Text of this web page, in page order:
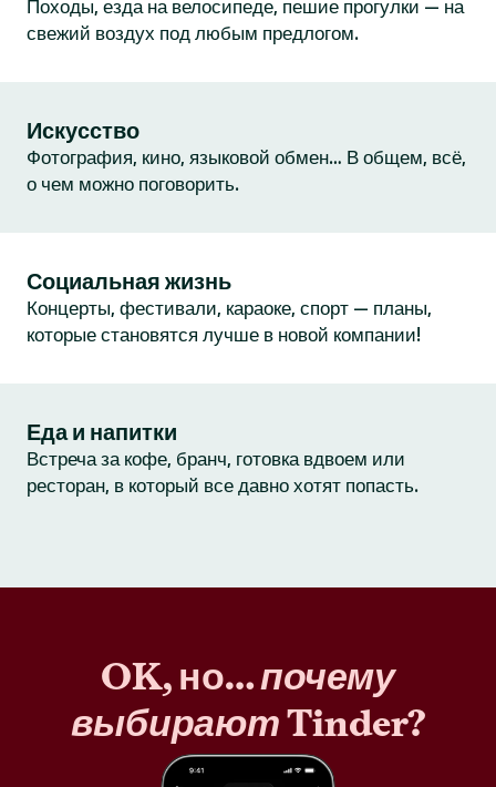
Походы, езда на велосипеде, пешие прогулки — на
свежий воздух под любым предлогом.
Искусство
Фотография, кино, языковой обмен… В общем, всё,
о чем можно поговорить.
Социальная жизнь
Концерты, фестивали, караоке, спорт — планы,
которые становятся лучше в новой компании!
Еда и напитки
Встреча за кофе, бранч, готовка вдвоем или
ресторан, в который все давно хотят попасть.
OK, но…почему
выбираютTinder?